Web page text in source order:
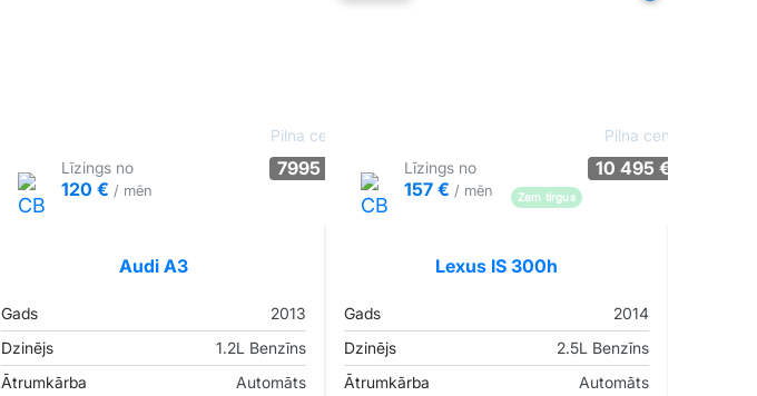
Līzings no
120 € / mēn
Pilna cena
7995 €
Audi A3
Gads
2013
Dzinējs
1.2L Benzīns
Ātrumkārba
Automāts
Līzings no
157 € / mēn
Pilna cena
10 495 €
Zem tirgus
Lexus IS 300h
Gads
2014
Dzinējs
2.5L Benzīns
Ātrumkārba
Automāts